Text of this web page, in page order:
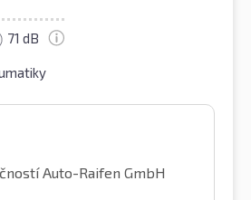
71 dB
Auto-Raifen GmbH